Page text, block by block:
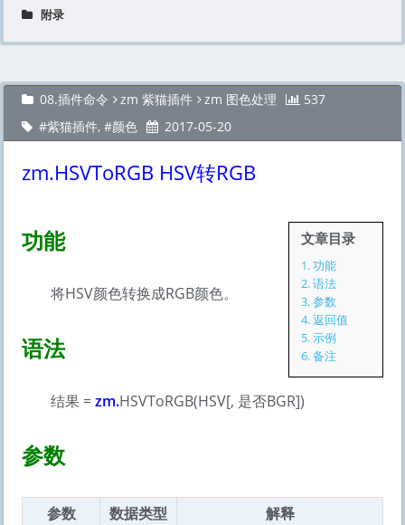
附录
08.插件命令 zm 紫猫插件
zm 图色处理
紫猫插件, 颜色 2017-05-20
537
zm.HSVToRGB HSV转RGB
文章目录
1.功能
2.语法
3.参数
4.返回值
5.示例
6.备注
功能
将HSV颜色转换成RGB颜色。
语法
结果 =zm.HSVToRGB(HSV[, 是否BGR])
参数
参数 数据类型
解释